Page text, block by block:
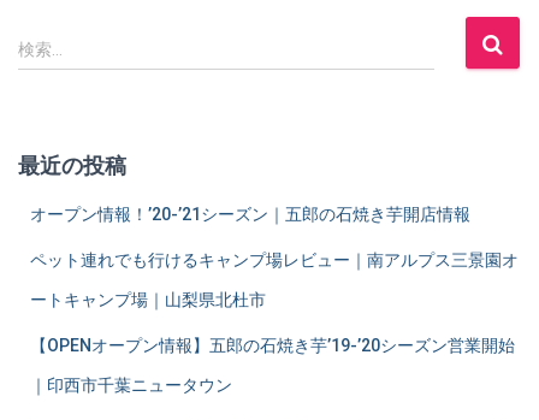
検
索
検索…
最近の投稿
オープン情報！’20-’21シーズン｜五郎の石焼き芋開店情報
ペット連れでも行けるキャンプ場レビュー｜南アルプス三景園オ
ートキャンプ場｜山梨県北杜市
【OPENオープン情報】五郎の石焼き芋’19-’20シーズン営業開始
｜印西市千葉ニュータウン